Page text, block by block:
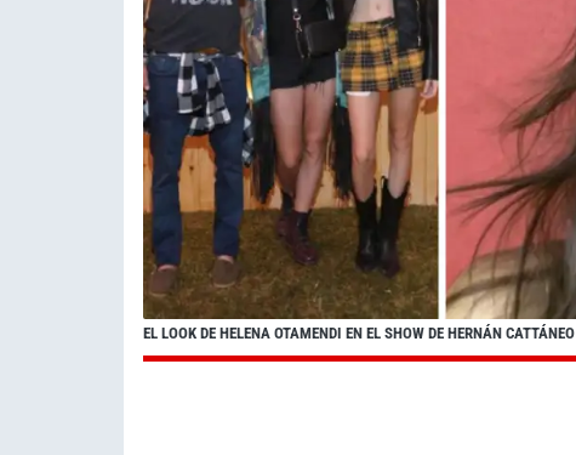
EL LOOK DE HELENA OTAMENDI EN EL SHOW DE HERNÁN CATTÁNEO